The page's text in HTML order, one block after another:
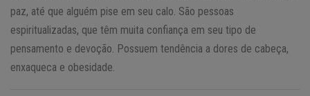
paz, até que alguém pise em seu calo. São pessoas
espiritualizadas, que têm muita confiança em seu tipo de
pensamento e devoção. Possuem tendência a dores de cabeça,
enxaqueca e obesidade.